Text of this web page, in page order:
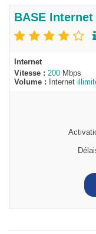
BASE
Internet
Vitesse : 200 Mbps
Volume :
Internet